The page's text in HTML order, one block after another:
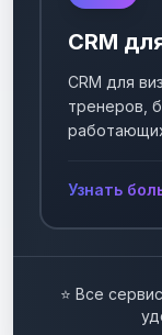
CRM
CRM для
тренеров,
Узнать
⭐ Все